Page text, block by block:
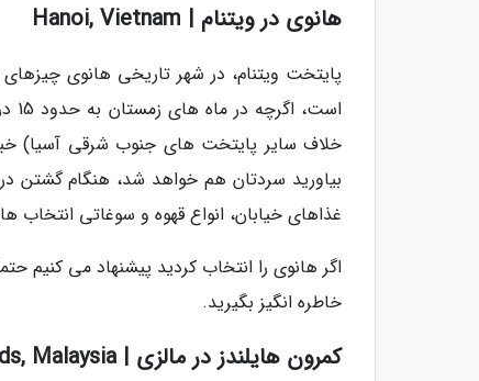
هانوی در ویتنام | Hanoi, Vietnam
خلاف سایر پایتخت های جنوب شرقی آسیا)
بیاورید سردتان هم خواهد شد، هنگام گشتن
غذاهای خیابان، انواع قهوه و سوغاتی انتخاب
خاطره انگیز بگیرید.
کمرون هایلندز در مالزی | Cameron Highlands, Malaysia